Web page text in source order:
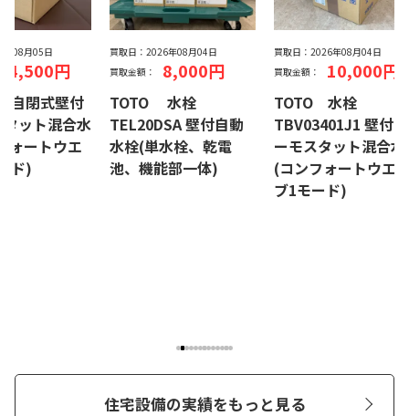
年08月05日
円
自閉式壁付
ット混合水
ォートウエ
ド)
買取日： 2026年08月04日
買取金額：
8,000円
TOTO 水栓
TEL20DSA 壁付自動
水栓(単水栓、乾電
池、機能部一体)
買取日： 2026年08月04日
買取金額：
10,000円
TOTO 水栓
TBV03401J1 壁付サ
ーモスタット混合
(コンフォートウエ
ブ1モード)
住宅設備の実績をもっと見る